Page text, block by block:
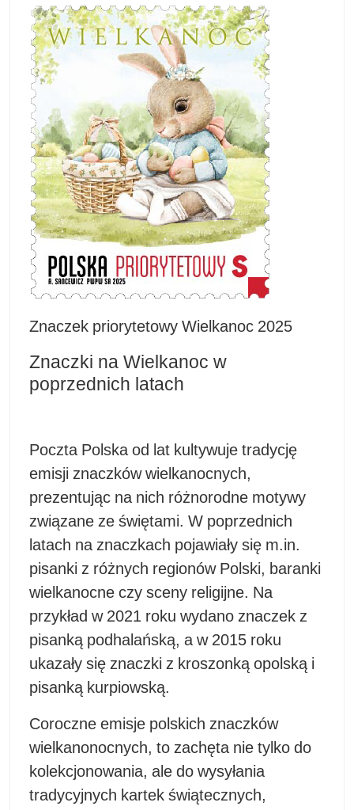
Znaczek priorytetowy Wielkanoc 2025
Znaczki na Wielkanoc w
poprzednich latach
Poczta Polska od lat kultywuje tradycję
emisji znaczków wielkanocnych,
prezentując na nich różnorodne motywy
związane ze świętami. W poprzednich
latach na znaczkach pojawiały się m.in.
pisanki z różnych regionów Polski, baranki
wielkanocne czy sceny religijne. Na
przykład w 2021 roku wydano znaczek z
pisanką podhalańską, a w 2015 roku
ukazały się znaczki z kroszonką opolską i
pisanką kurpiowską.​
Coroczne emisje polskich znaczków
wielkanonocnych, to zachęta nie tylko do
kolekcjonowania, ale do wysyłania
tradycyjnych kartek świątecznych,